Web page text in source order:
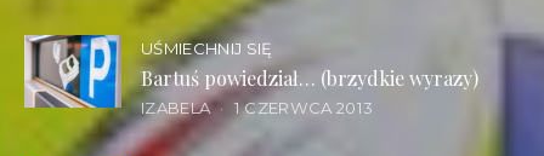
UŚMIECHNIJ SIĘ
Bartuś powiedział… (brzydkie wyrazy)
IZABELA 1 CZERWCA 2013